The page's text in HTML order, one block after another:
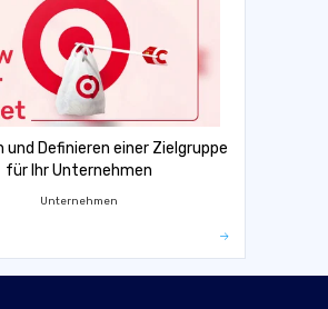
und Definieren einer Zielgruppe
für Ihr Unternehmen
Unternehmen